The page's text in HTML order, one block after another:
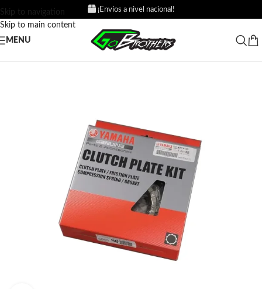
Skip to navigation
Skip to main content
¡Envíos a nivel nacional!
MENU